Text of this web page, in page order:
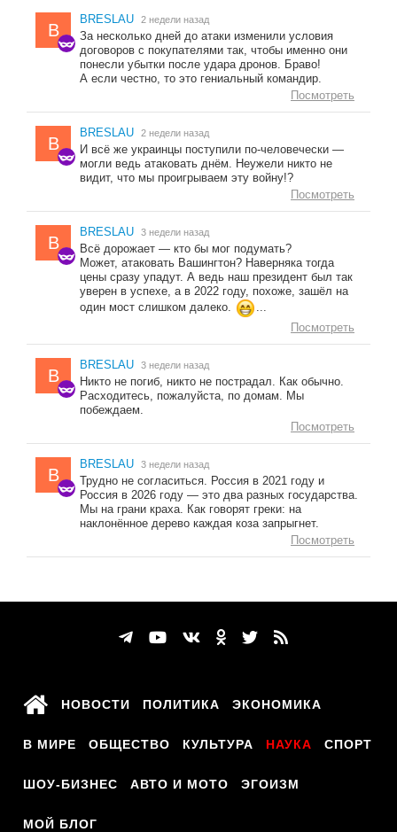
B
BRESLAU 2 недели назад
За несколько дней до атаки изменили условия
договоров с покупателями так, чтобы именно они
понесли убытки после удара дронов. Браво!
А если честно, то это гениальный командир.
Посмотреть
B
BRESLAU 2 недели назад
И всё же украинцы поступили по-человечески —
могли ведь атаковать днём. Неужели никто не
видит, что мы проигрываем эту войну!?
Посмотреть
B
BRESLAU 3 недели назад
Всё дорожает — кто бы мог подумать?
Может, атаковать Вашингтон? Наверняка тогда
цены сразу упадут. А ведь наш президент был так
уверен в успехе, а в 2022 году, похоже, зашёл на
один мост слишком далеко.
...
Посмотреть
B
BRESLAU 3 недели назад
Никто не погиб, никто не пострадал. Как обычно.
Расходитесь, пожалуйста, по домам. Мы
побеждаем.
Посмотреть
B
BRESLAU 3 недели назад
Трудно не согласиться. Россия в 2021 году и
Россия в 2026 году — это два разных государства.
Мы на грани краха. Как говорят греки: на
наклонённое дерево каждая коза запрыгнет.
Посмотреть
НОВОСТИ ПОЛИТИКА ЭКОНОМИКА
В МИРЕ ОБЩЕСТВО КУЛЬТУРА НАУКА СПОРТ
ШОУ-БИЗНЕС АВТО И МОТО ЭГОИЗМ
МОЙ БЛОГ